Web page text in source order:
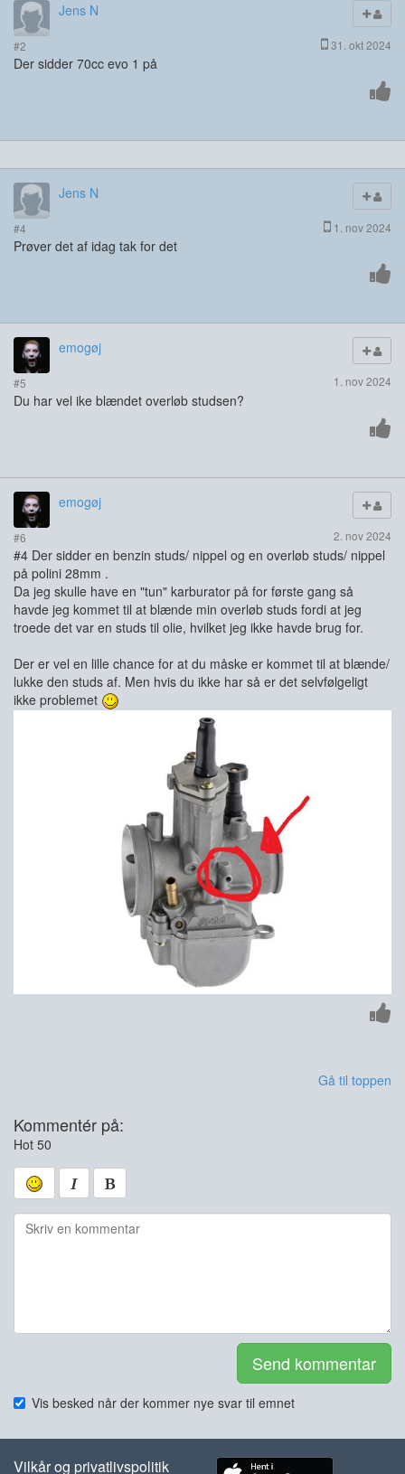
Jens N
#2 31. okt 2024
Der sidder 70cc evo 1 på
Jens N
#4 1. nov 2024
Prøver det af idag tak for det
emogøj
#5 1. nov 2024
Du har vel ike blændet overløb studsen?
emogøj
#6 2. nov 2024
#4 Der sidder en benzin studs/ nippel og en overløb studs/ nippel
på polini 28mm .
Da jeg skulle have en "tun" karburator på for første gang så
havde jeg kommet til at blænde min overløb studs fordi at jeg
troede det var en studs til olie, hvilket jeg ikke havde brug for.
Der er vel en lille chance for at du måske er kommet til at blænde/
lukke den studs af. Men hvis du ikke har så er det selvfølgeligt
ikke problemet
Gå til toppen
Kommentér på:
Hot 50
Send kommentar
Vis besked når der kommer nye svar til emnet
Vilkår og privatlivspolitik